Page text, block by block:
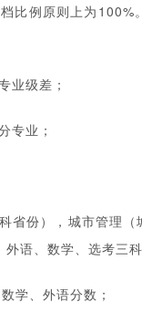
比例原则上为
业级差；
专业；
省份），城市管理
语、数学、选考三
学、外语分数；